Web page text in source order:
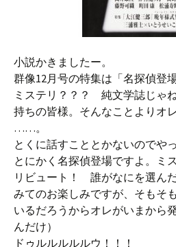
小説かきましたー。
群像12月号の特集は「名探偵
ミステリ？？？ 純文学誌じゃ
持ちの皆様。そんなことよりオ
……。
とくに話すこととかないのでや
とにかく名探偵登場ですよ。ミ
リビュート！ 誰がなにを選ん
みてのお楽しみですが、そもそ
いるだろうからオレがいまから
んだけ）
ドゥルルルルルウ！！！